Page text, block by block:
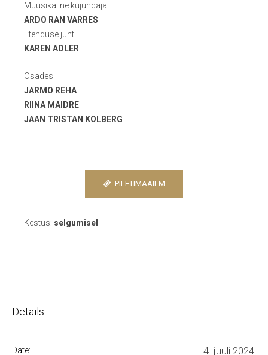
Muusikaline kujundaja
ARDO RAN VARRES
Etenduse juht
KAREN ADLER
Osades
JARMO REHA
RIINA MAIDRE
JAAN TRISTAN KOLBERG
PILETIMAAILM
Kestus: selgumisel
Details
Date: 4. juuli 2024